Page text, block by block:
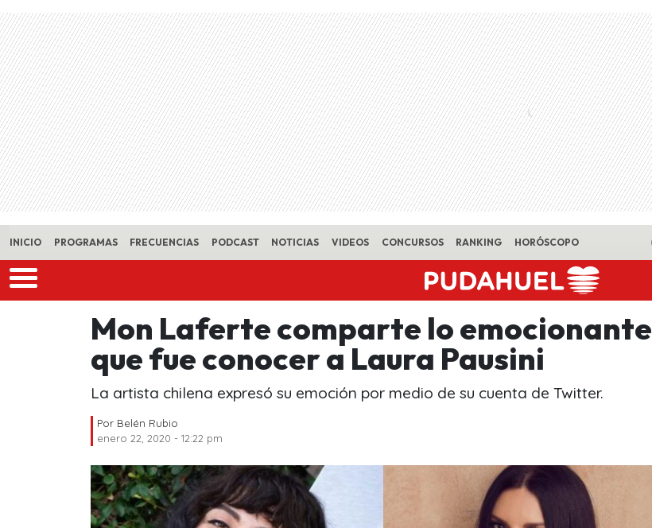
Skip to main content
INICIO PROGRAMAS FRECUENCIAS PODCAST NOTICIAS VIDEOS CONCURSOS RANKING HORÓSCOPO
Mon Laferte comparte lo emocionante
que fue conocer a Laura Pausini
La artista chilena expresó su emoción por medio de su cuenta de Twitter.
Por Belén Rubio
enero 22, 2020 - 12:22 pm